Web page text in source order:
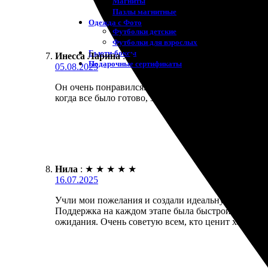
Пазлы магнитные
Одежда с Фото
Футболки детские
Футболки для взрослых
Бьюти-боксы
Подарочные сертификаты
Инесса Ларина : ★
05.08.2025
Он очень понравился. Заказала фотокнигу, все
когда все было готово, забрала без проблем.
Нила : ★ ★ ★ ★ ★
16.07.2025
Учли мои пожелания и создали идеальную
Поддержка на каждом этапе была быстрой и
ожидания. Очень советую всем, кто ценит хорошие